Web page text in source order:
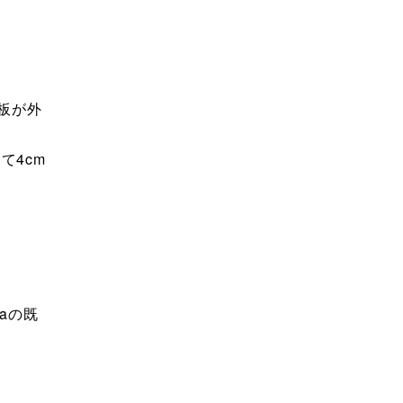
が外
4cm
の既